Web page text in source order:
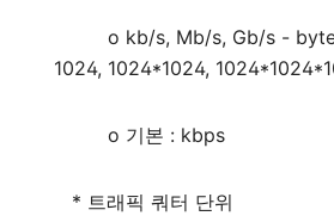
o kb/s, Mb/s, Gb/s -
1024, 1024*1024,
o 기본 : kbps
* 트래픽 쿼터 단위